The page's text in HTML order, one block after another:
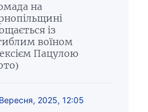
на
із
воїном
Пацулою
2025, 12:05